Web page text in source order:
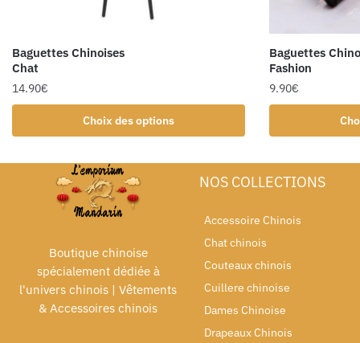
Baguettes Chinoises
Chat
14.90€
Choix des options
Baguettes
Fashion
9.90€
Boutique chinoise
spécialement dédiée à
l'univers chinois | Vêtements
& Accessoires chinois
NOS COLLECTIONS
Accessoire Chinois
Chat chinois
Couteaux chinois
Cuillere chinoise
Dames Chinoise
Drapeaux Chinois